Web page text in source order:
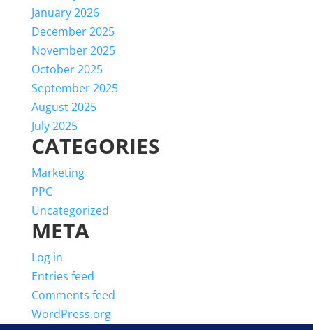
January 2026
December 2025
November 2025
October 2025
September 2025
August 2025
July 2025
CATEGORIES
Marketing
PPC
Uncategorized
META
Log in
Entries feed
Comments feed
WordPress.org